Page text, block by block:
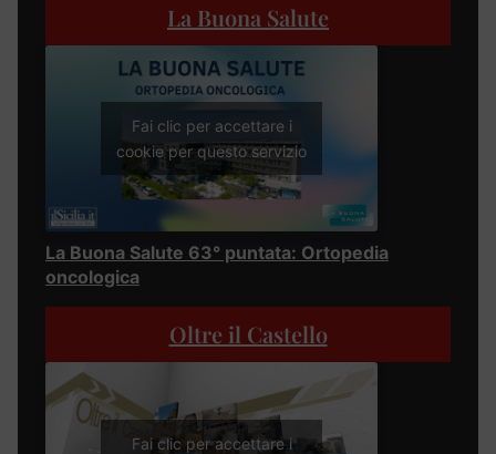
La Buona Salute
Fai clic per accettare i
cookie per questo servizio
La Buona Salute 63° puntata: Ortopedia
oncologica
Oltre il Castello
Fai clic per accettare i